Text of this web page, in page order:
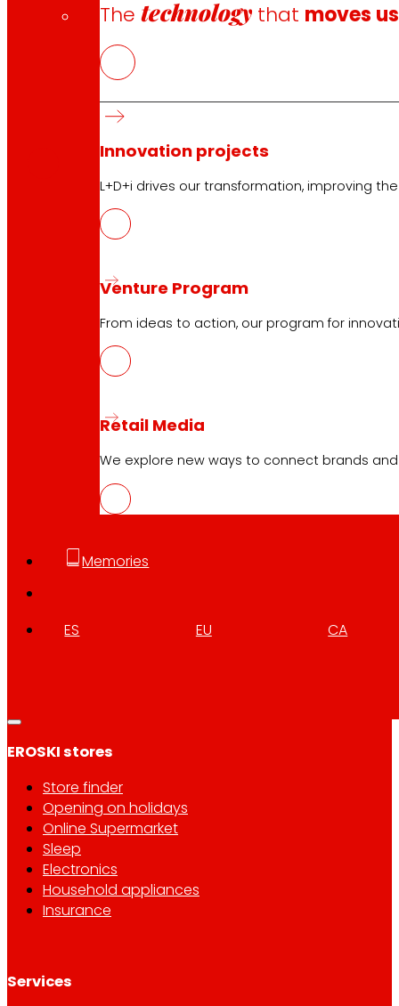
Thetechnology that moves us
Innovation projects
L+D+i drives our transformation, improving
Venture Program
From ideas to action, our program for
Retail Media
We explore new ways to connect brands
Memories
ES EU CA
Customer Service:944 943 444. From Monday to
Investors
EROSKI stores
Store finder
Opening on holidays
Online Supermarket
Sleep
Electronics
Household appliances
Insurance
Services